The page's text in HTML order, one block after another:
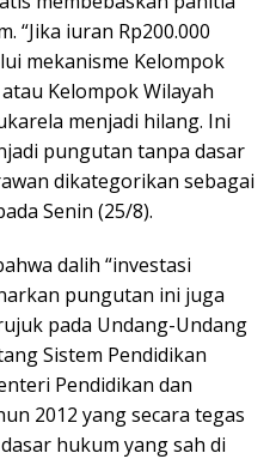
“Jika iuran Rp200.000
mekanisme Kelompok
Kelompok Wilayah
menjadi hilang. Ini
pungutan tanpa dasar
dikategorikan sebagai
Senin (25/8).
dalih “investasi
pungutan ini juga
pada Undang-Undang
Sistem Pendidikan
Pendidikan dan
2012 yang secara tegas
hukum yang sah di